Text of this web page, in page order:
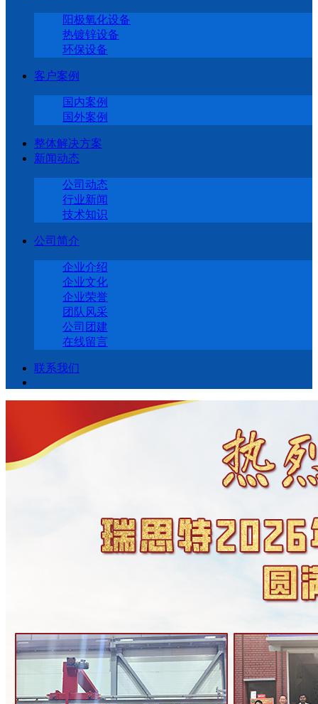
阳极氧化设备
热镀锌设备
环保设备
客户案例
国内案例
国外案例
整体解决方案
新闻动态
公司动态
行业新闻
技术知识
公司简介
企业介绍
企业文化
企业荣誉
团队风采
公司团建
在线留言
联系我们